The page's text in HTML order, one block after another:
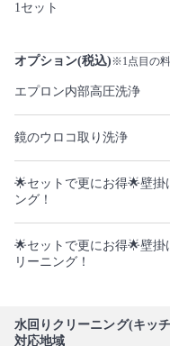
1セット
オプション(税込)※1点目の
エプロン内部高圧洗浄
鏡のウロコ取り洗浄
🌟セットで更にお得🌟壁
ング！
🌟セットで更にお得🌟壁
リーニング！
水回りクリーニング(キッ
対応地域